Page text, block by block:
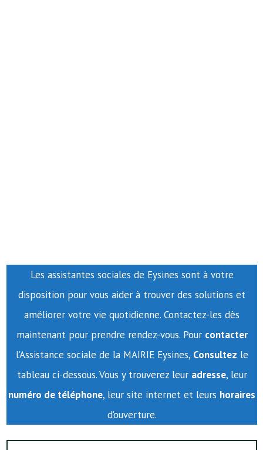
Les assistantes sociales de Eysines sont à votre
disposition pour vous aider à trouver des solutions et
améliorer votre vie quotidienne. Contactez-les dès
maintenant pour prendre rendez-vous. Pour contacter
l’Assistance sociale de la MAIRIE Eysines, Consultez le
tableau ci-dessous. Vous y trouverez leur adresse, leur
numéro de téléphone, leur site internet et leurs horaires
d’ouverture.